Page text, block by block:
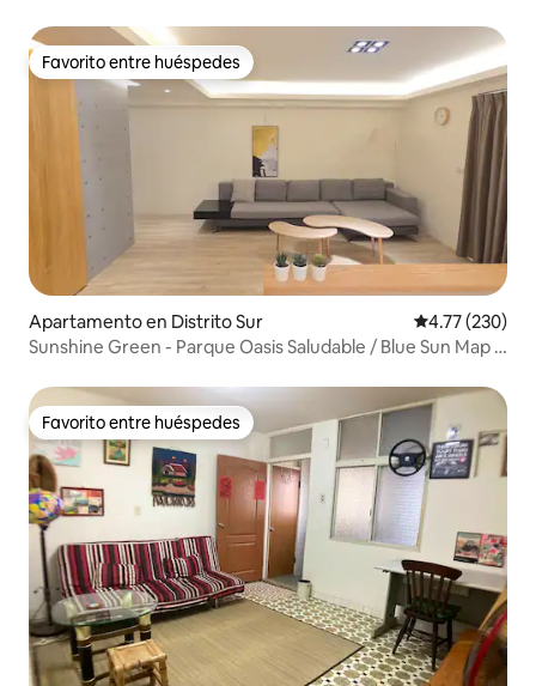
Street, con un espacio amplio, cómodo, cálido, limpio y
luminoso
Favorito entre huéspedes
Favorito entre huéspedes
Apartamento en Distrito Sur Calificación
4.77 (230)
Sunshine Green - Parque Oasis Saludable / Blue Sun Map /
Favorito entre huéspedes
Favorito entre huéspedes